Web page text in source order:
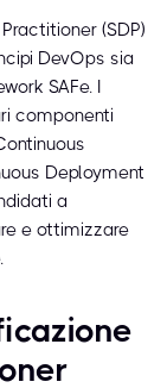
(SDP)
DevOps sia
SAFe. I
componenti
Deployment
a
e ottimizzare